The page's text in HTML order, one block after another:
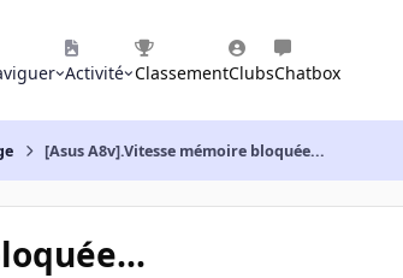
Activité ClassementClubsChatbox
[Asus A8v].Vitesse mémoire bloquée...